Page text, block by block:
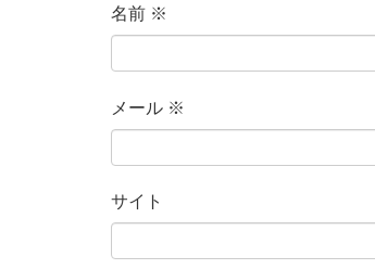
名前 ※
メール ※
サイト